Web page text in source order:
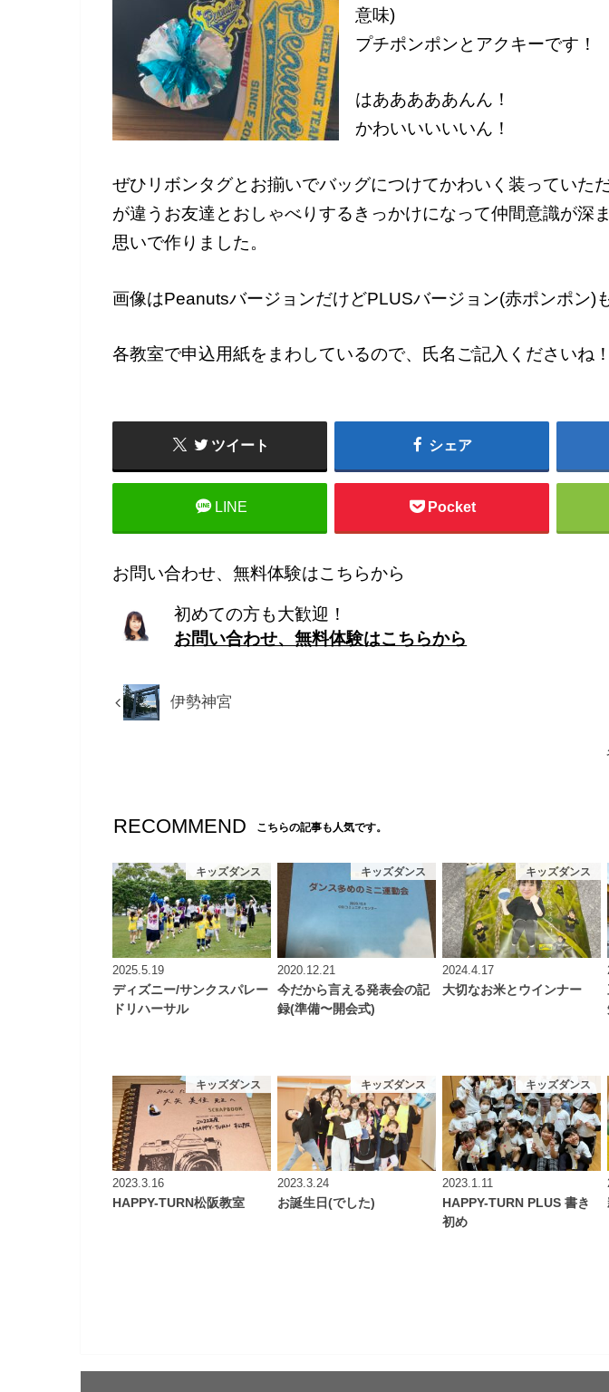
意味)
プチポンポンとアクキーです！
はあああああんん！
かわいいいいいん！
ぜひリボンタグとお揃いでバッグにつけてかわいく装っていた
が違うお友達とおしゃべりするきっかけになって仲間意識が深
思いで作りました。
画像はPeanutsバージョンだけどPLUSバージョン(赤ポンポン)
各教室で申込用紙をまわしているので、氏名ご記入くださいね！
ツイート シェア
LINE Pocket
お問い合わせ、無料体験はこちらから
初めての方も大歓迎！
お問い合わせ、無料体験はこちらから
伊勢神宮
RECOMMEND こちらの記事も人気です。
キッズダンス
2025.5.19
ディズニー/サンクスパレー
ドリハーサル
キッズダンス
2020.12.21
今だから言える発表会の記
録(準備〜開会式)
キッズダンス
2024.4.17
大切なお米とウインナー
キッズダンス
2023.3.16
HAPPY-TURN松阪教室
キッズダンス
2023.3.24
お誕生日(でした)
キッズダンス
2023.1.11
HAPPY-TURN PLUS 書き
初め